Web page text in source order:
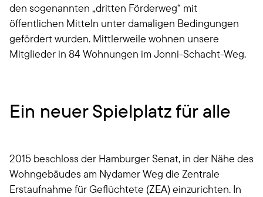
den sogenannten „dritten Förderweg“ mit
öffentlichen Mitteln unter damaligen Bedingungen
gefördert wurden. Mittlerweile wohnen unsere
Mitglieder in 84 Wohnungen im Jonni-Schacht-Weg.
Ein neuer Spielplatz für alle
2015 beschloss der Hamburger Senat, in der Nähe des
Wohngebäudes am Nydamer Weg die Zentrale
Erstaufnahme für Geflüchtete (ZEA) einzurichten. In